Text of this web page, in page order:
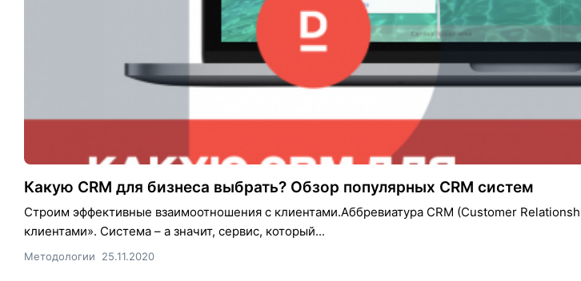
Какую CRM для бизнеса выбрать? Обзор популярных CRM систем
Строим эффективные взаимоотношения с клиентами.Аббревиатура CRM (Customer
клиентами». Система – а значит, сервис, который...
Методологии 25.11.2020